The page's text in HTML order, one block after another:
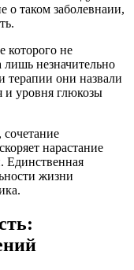
о таком заболевнаии,
которого не
незначительно
терапии они назвали
и уровня глюкозы
нарастание
Единственная
жизни